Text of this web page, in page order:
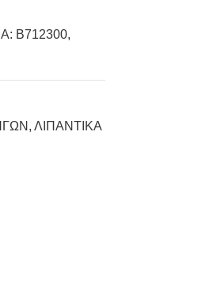
B712300,
, ΛΙΠΑΝΤΙΚΑ